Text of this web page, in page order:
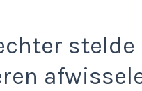
stelde